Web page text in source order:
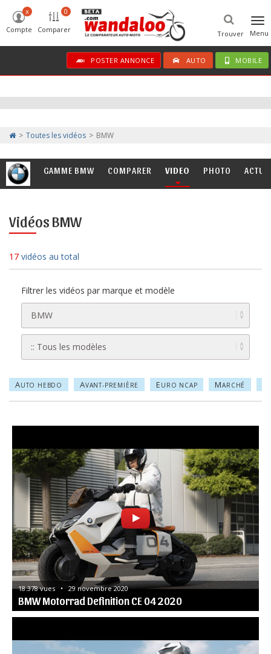
Menu
Trouver
x
Compte
0
Comparer
POSTER ANNONCE AUTO MOBILE
Toutes les vidéos BMW
GAMME BMW COMPARER VIDEO PHOTO ACTU
Vidéos BMW
17 vidéos au total
Filtrer les vidéos par marque et modèle
AUTO HEBDO AVANT-PREMIÈRE E URO NCAP MARCHÉ
18.378 vues   •   29 novembre 2020
BMW Motorrad Definition CE 04 2020